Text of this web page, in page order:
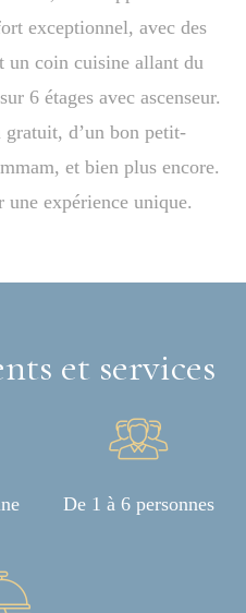
exceptionnel, avec des
un coin cuisine allant du
6 étages avec ascenseur.
d’un bon petit-
et bien plus encore.
expérience unique.
et services
De 1 à 6 personnes